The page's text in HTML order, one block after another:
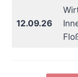
12.09.26